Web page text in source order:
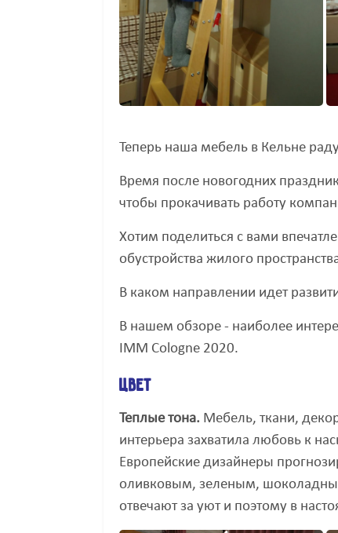
Теперь наша мебель в Кельне
Время после новогодних
чтобы прокачивать работу
Хотим поделиться с вами
обустройства жилого
В каком направлении идет
В нашем обзоре - наиболее
IMM Cologne 2020.
ЦВЕТ
Теплые тона. Мебель, ткани,
интерьера захватила любовь к
Европейские дизайнеры
оливковым, зеленым,
отвечают за уют и поэтому в